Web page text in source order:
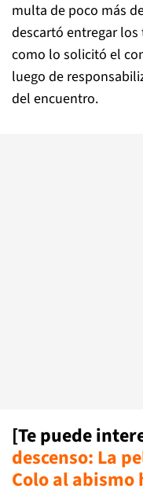
multa de poco más
descartó entregar
como lo solicitó el
luego de
del encuentro.
[Te puede
descenso: La
Colo al abismo